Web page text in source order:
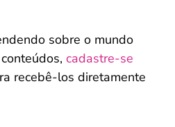
sobre o mundo
cadastre-se
recebê-los diretamente